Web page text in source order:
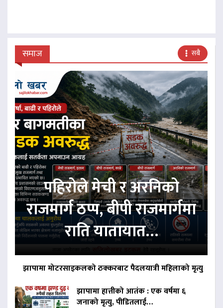
समाज सबै
पहिरोले मेची र अरनिको
राजमार्ग ठप्प, बीपी राजमार्गमा
राति यातायात…
झापामा मोटरसाइकलको ठक्करबाट पैदलयात्री महिलाको मृत्यु
झापामा हात्तीको आतंक : एक वर्षमा ६
जनाको मृत्यु, पीडितलाई…